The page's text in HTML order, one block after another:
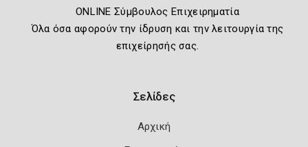
ONLINE Σύμβουλος Επιχειρηματία
Όλα όσα αφορούν την ίδρυση και την λειτουργία της
επιχείρησής σας.
Σελίδες
Αρχική